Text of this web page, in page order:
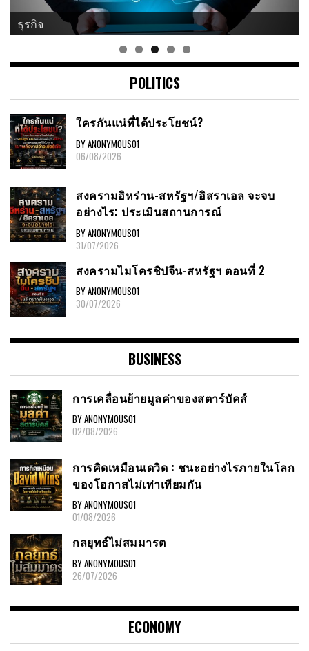
ธุรกิจ
POLITICS
ใครกันแน่ที่ได้ประโยชน์?
BY ANONYMOUS01
06/08/2026
สงครามอิหร่าน-สหรัฐฯ/อิสราเอล จะจบ
อย่างไร: ประเมินสถานการณ์
BY ANONYMOUS01
31/07/2026
สงครามไมโครชิปจีน-สหรัฐฯ ตอนที่ 2
BY ANONYMOUS01
30/07/2026
BUSINESS
การเคลื่อนย้ายมูลค่าของสตาร์บัคส์
BY ANONYMOUS01
02/08/2026
การคิดเหมือนเดวิด : ชนะอย่างไรภายในโลก
ของโอกาสไม่เท่าเทียมกัน
BY ANONYMOUS01
01/08/2026
กลยุทธ์ไม่สมมารต
BY ANONYMOUS01
26/07/2026
ECONOMY